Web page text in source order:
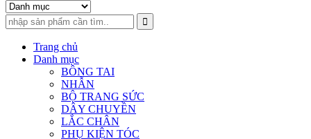
Trang chủ
Danh mục
BÔNG TAI
NHẪN
BỘ TRANG SỨC
DÂY CHUYỀN
LẮC CHÂN
PHỤ KIỆN TÓC